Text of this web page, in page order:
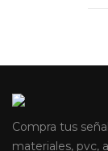
Compra tus
materiales, pvc,